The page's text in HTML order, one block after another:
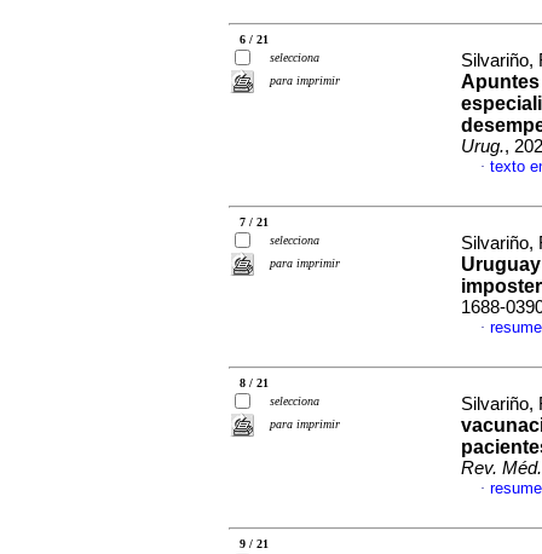
6 / 21
selecciona
para imprimir
Silvariño,
Apuntes
Urug.,
· texto
7 / 21
selecciona
para imprimir
Silvariño,
1688-
·
8 / 21
selecciona
para imprimir
Silvariño,
Rev.
·
9 / 21